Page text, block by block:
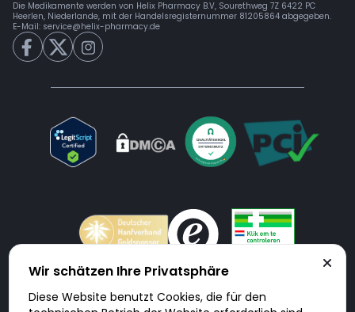
Die Medikamente werden von Helix Pharmacy B.V, Sourethweg 7Z 6422 PC
Heerlen, Niederlande, mit der Handelsregisternummer 81205864 abgegeben.
E-Mail: service@helix-pharmacy.de
Doktorabc.com ist eine Vermittlungsplattform. Doktorabc ist ausdrücklich
Wir schätzen Ihre Privatsphäre
Diese Website benutzt Cookies, die für den